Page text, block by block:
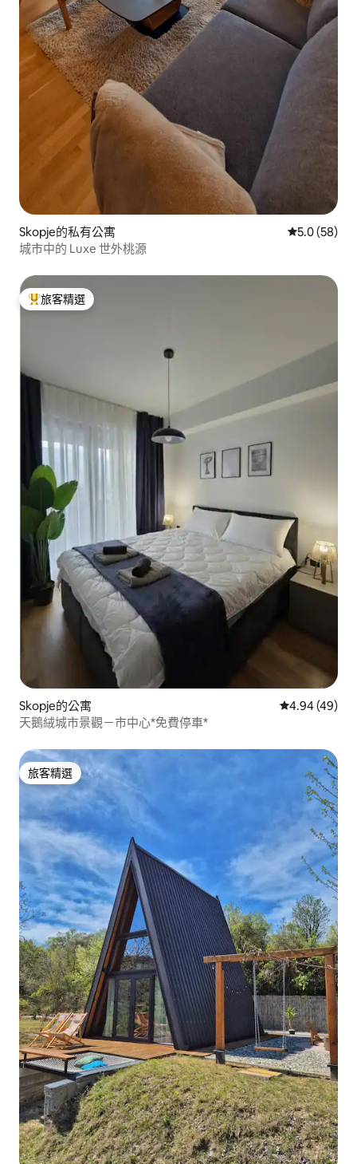
Skopje的私有公寓 從 58 則評
5.0 (58)
城市中的 Luxe 世外桃源
旅客精選榜首
旅客精選
Skopje的公寓 從 49 則評價
4.94 (49)
天鵝絨城市景觀－市中心*免費停車*
旅客精選
旅客精選